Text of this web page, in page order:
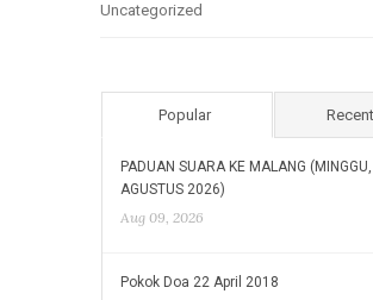
Uncategorized
Popular Recent
PADUAN SUARA KE MALANG
AGUSTUS 2026)
Aug 09, 2026
Pokok Doa 22 April 2018